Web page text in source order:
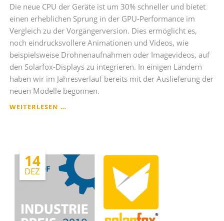
Die neue CPU der Geräte ist um 30% schneller und bietet
einen erheblichen Sprung in der GPU-Performance im
Vergleich zu der Vorgängerversion. Dies ermöglicht es,
noch eindrucksvollere Animationen und Videos, wie
beispielsweise Drohnenaufnahmen oder Imagevideos, auf
den Solarfox-Displays zu integrieren. In einigen Ländern
haben wir im Jahresverlauf bereits mit der Auslieferung der
neuen Modelle begonnen.
WEITERLESEN …NEUE
14
DEZ